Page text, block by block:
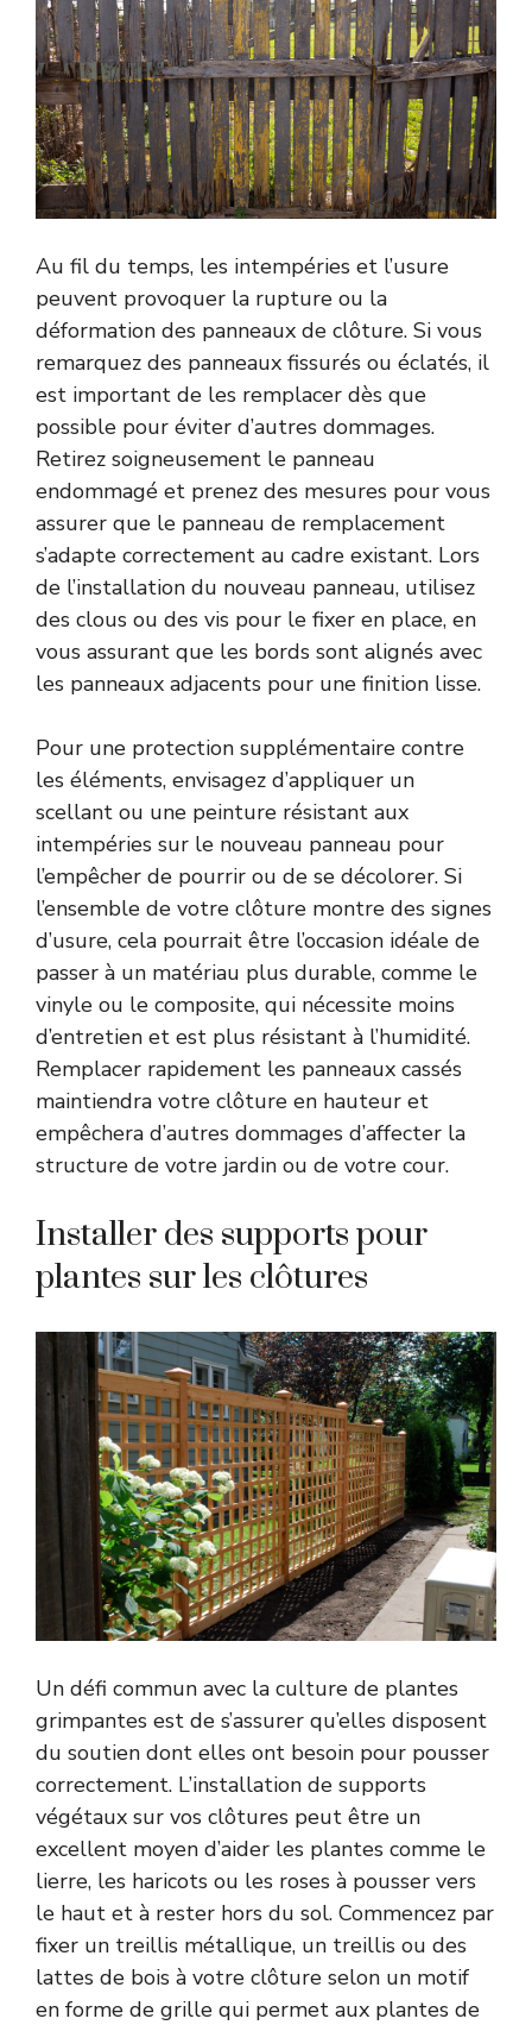
Au fil du temps, les intempéries et l’usure
peuvent provoquer la rupture ou la
déformation des panneaux de clôture. Si vous
remarquez des panneaux fissurés ou éclatés, il
est important de les remplacer dès que
possible pour éviter d’autres dommages.
Retirez soigneusement le panneau
endommagé et prenez des mesures pour vous
assurer que le panneau de remplacement
s’adapte correctement au cadre existant. Lors
de l’installation du nouveau panneau, utilisez
des clous ou des vis pour le fixer en place, en
vous assurant que les bords sont alignés avec
les panneaux adjacents pour une finition lisse.
Pour une protection supplémentaire contre
les éléments, envisagez d’appliquer un
scellant ou une peinture résistant aux
intempéries sur le nouveau panneau pour
l’empêcher de pourrir ou de se décolorer. Si
l’ensemble de votre clôture montre des signes
d’usure, cela pourrait être l’occasion idéale de
passer à un matériau plus durable, comme le
vinyle ou le composite, qui nécessite moins
d’entretien et est plus résistant à l’humidité.
Remplacer rapidement les panneaux cassés
maintiendra votre clôture en hauteur et
empêchera d’autres dommages d’affecter la
structure de votre jardin ou de votre cour.
Installer des supports pour
plantes sur les clôtures
Un défi commun avec la culture de plantes
grimpantes est de s’assurer qu’elles disposent
du soutien dont elles ont besoin pour pousser
correctement. L’installation de supports
végétaux sur vos clôtures peut être un
excellent moyen d’aider les plantes comme le
lierre, les haricots ou les roses à pousser vers
le haut et à rester hors du sol. Commencez par
fixer un treillis métallique, un treillis ou des
lattes de bois à votre clôture selon un motif
en forme de grille qui permet aux plantes de